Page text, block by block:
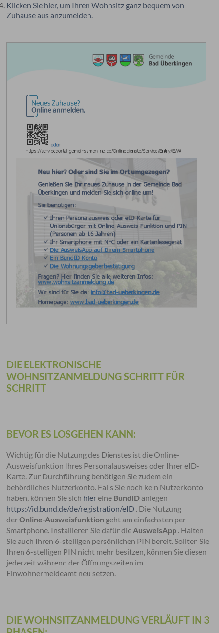
Klicken Sie hier, um Ihren Wohnsitz ganz bequem von
Zuhause aus anzumelden.
DIE ELEKTRONISCHE
WOHNSITZANMELDUNG SCHRITT FÜR
SCHRITT
BEVOR ES LOSGEHEN KANN:
Wichtig für die Nutzung des Dienstes ist die Online-
Ausweisfunktion Ihres Personalausweises oder Ihrer eID-
Karte. Zur Durchführung benötigen Sie zudem ein
behördliches Nutzerkonto. Falls Sie noch kein Nutzerkonto
haben, können Sie sich hiereine BundID anlegen
https://id.bund.de/de/registration/eID . ​Die Nutzung
derOnline-Ausweisfunktion geht am einfachsten per
Smartphone. Installieren Sie dafür die AusweisApp . Halten
Sie auch Ihren 6-stelligen persönlichen PIN bereit.​ Sollten Sie
Ihren 6-stelligen PIN nicht mehr besitzen, können Sie diesen
jederzeit während der Öffnungszeiten im
Einwohnermeldeamt neu setzen.
DIE WOHNSITZANMELDUNG VERLÄUFT IN 3